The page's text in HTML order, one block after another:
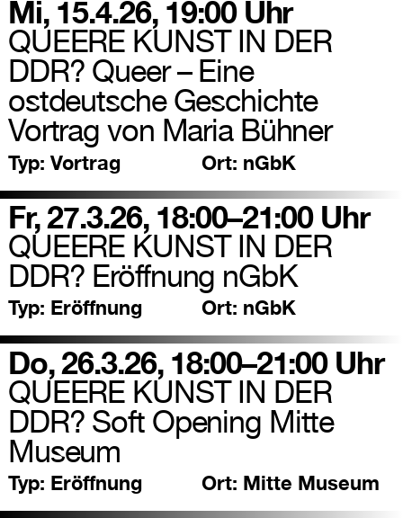
Mi, 15.4.26, 19:00 Uhr
QUEERE KUNST IN DER
DDR? Queer – Eine
ostdeutsche Geschichte
Vortrag von Maria Bühner
Typ: Vortrag Ort: nGbK
Fr, 27.3.26, 18:00–21:00 Uhr
QUEERE KUNST IN DER
DDR? Eröffnung nGbK
Typ: Eröffnung Ort: nGbK
Do, 26.3.26, 18:00–21:00 Uhr
QUEERE KUNST IN DER
DDR? Soft Opening Mitte
Museum
Typ: Eröffnung Ort: Mitte Museum